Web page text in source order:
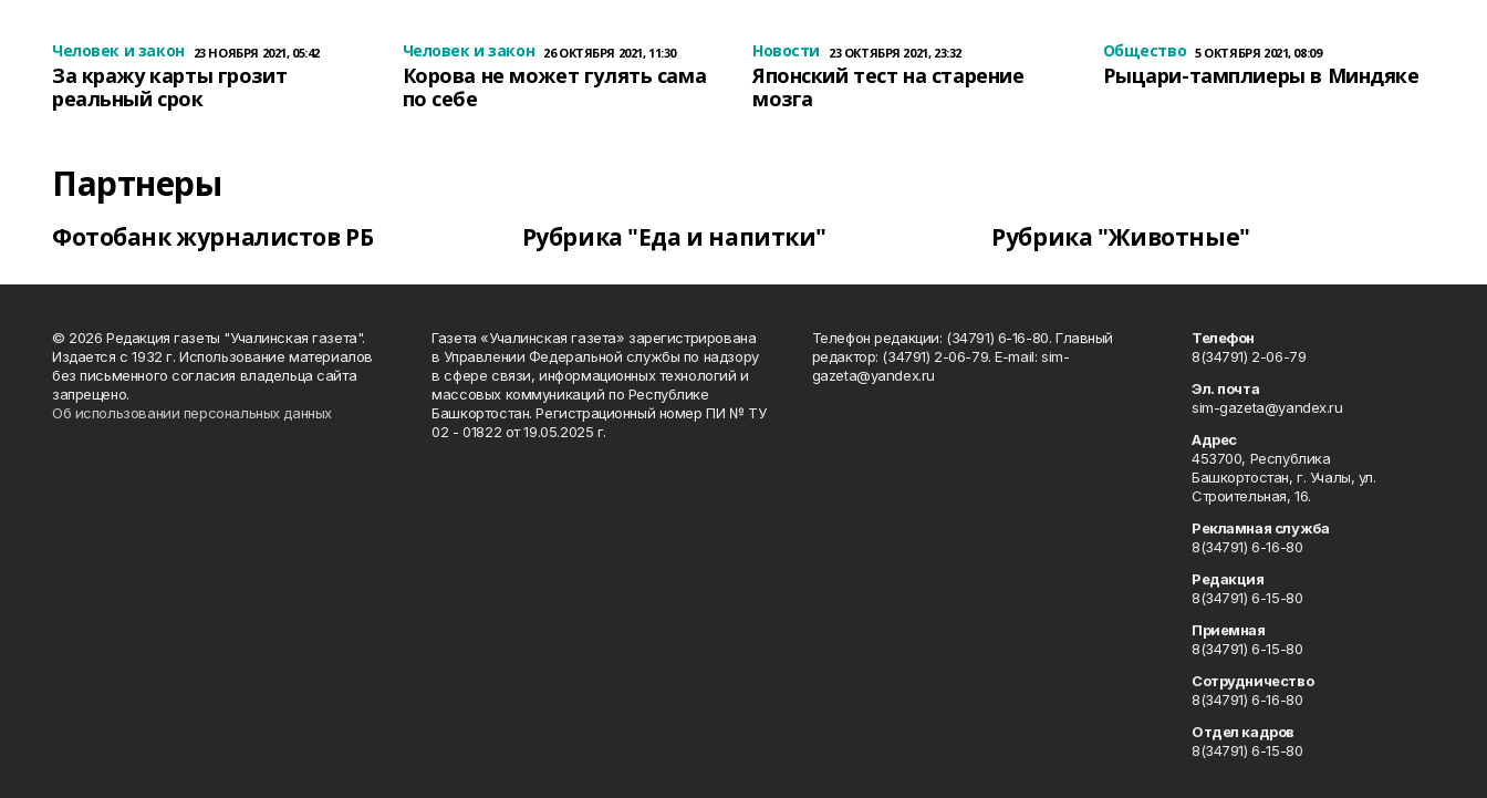
Человек и закон 23 НОЯБРЯ 2021, 05:42
За кражу карты грозит
реальный срок
Человек и закон 26 ОКТЯБРЯ 2021, 11:30
Корова не может гулять сама
по себе
Новости 23 ОКТЯБРЯ 2021, 23:32
Японский тест на старение
мозга
Общество 5 ОКТЯБРЯ 2021, 08:09
Рыцари-тамплиеры в Миндяке
Партнеры
Фотобанк журналистов РБ Рубрика "Еда и напитки" Рубрика "Животные"
© 2026 Редакция газеты "Учалинская газета".
Издается с 1932 г. Использование материалов
без письменного согласия владельца сайта
запрещено.
Об использовании персональных данных
Газета «Учалинская газета» зарегистрирована
в Управлении Федеральной службы по надзору
в сфере связи, информационных технологий и
массовых коммуникаций по Республике
Башкортостан. Регистрационный номер ПИ № ТУ
02 - 01822 от 19.05.2025 г.
Телефон редакции: (34791) 6-16-80. Главный
редактор: (34791) 2-06-79. Е-mаil: sim-
gazeta@yandex.ru
Телефон
8(34791) 2-06-79
Эл. почта
sim-gazeta@yandex.ru
Адрес
453700, Республика
Башкортостан, г. Учалы, ул.
Строительная, 16.
Рекламная служба
8(34791) 6-16-80
Редакция
8(34791) 6-15-80
Приемная
8(34791) 6-15-80
Сотрудничество
8(34791) 6-16-80
Отдел кадров
8(34791) 6-15-80